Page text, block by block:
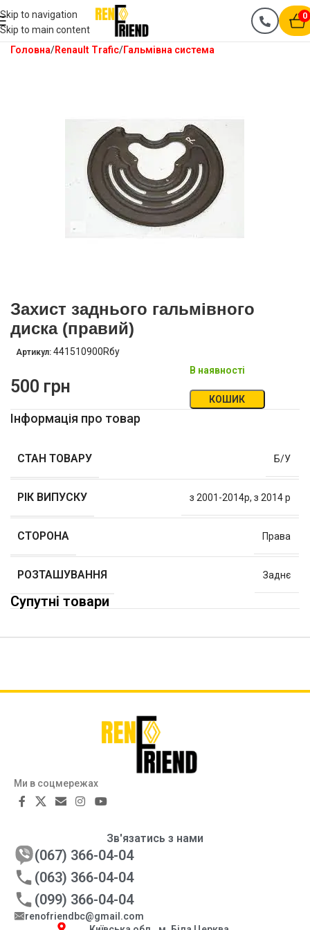
Skip to navigation
Skip to main content
0
Головна Renault Trafic Гальмівна система
Захист заднього гальмівного
диска (правий)
Артикул: 441510900Rбу
500 грн
В наявності
КОШИК
Інформація про товар
СТАН ТОВАРУ Б/У
РІК ВИПУСКУ з 2001-2014р, з 2014 р
СТОРОНА Права
РОЗТАШУВАННЯ Заднє
Супутні товари
Ми в соцмережах
Зв'язатись з нами
(067) 366-04-04
(063) 366-04-04
(099) 366-04-04
renofriendbc@gmail.com